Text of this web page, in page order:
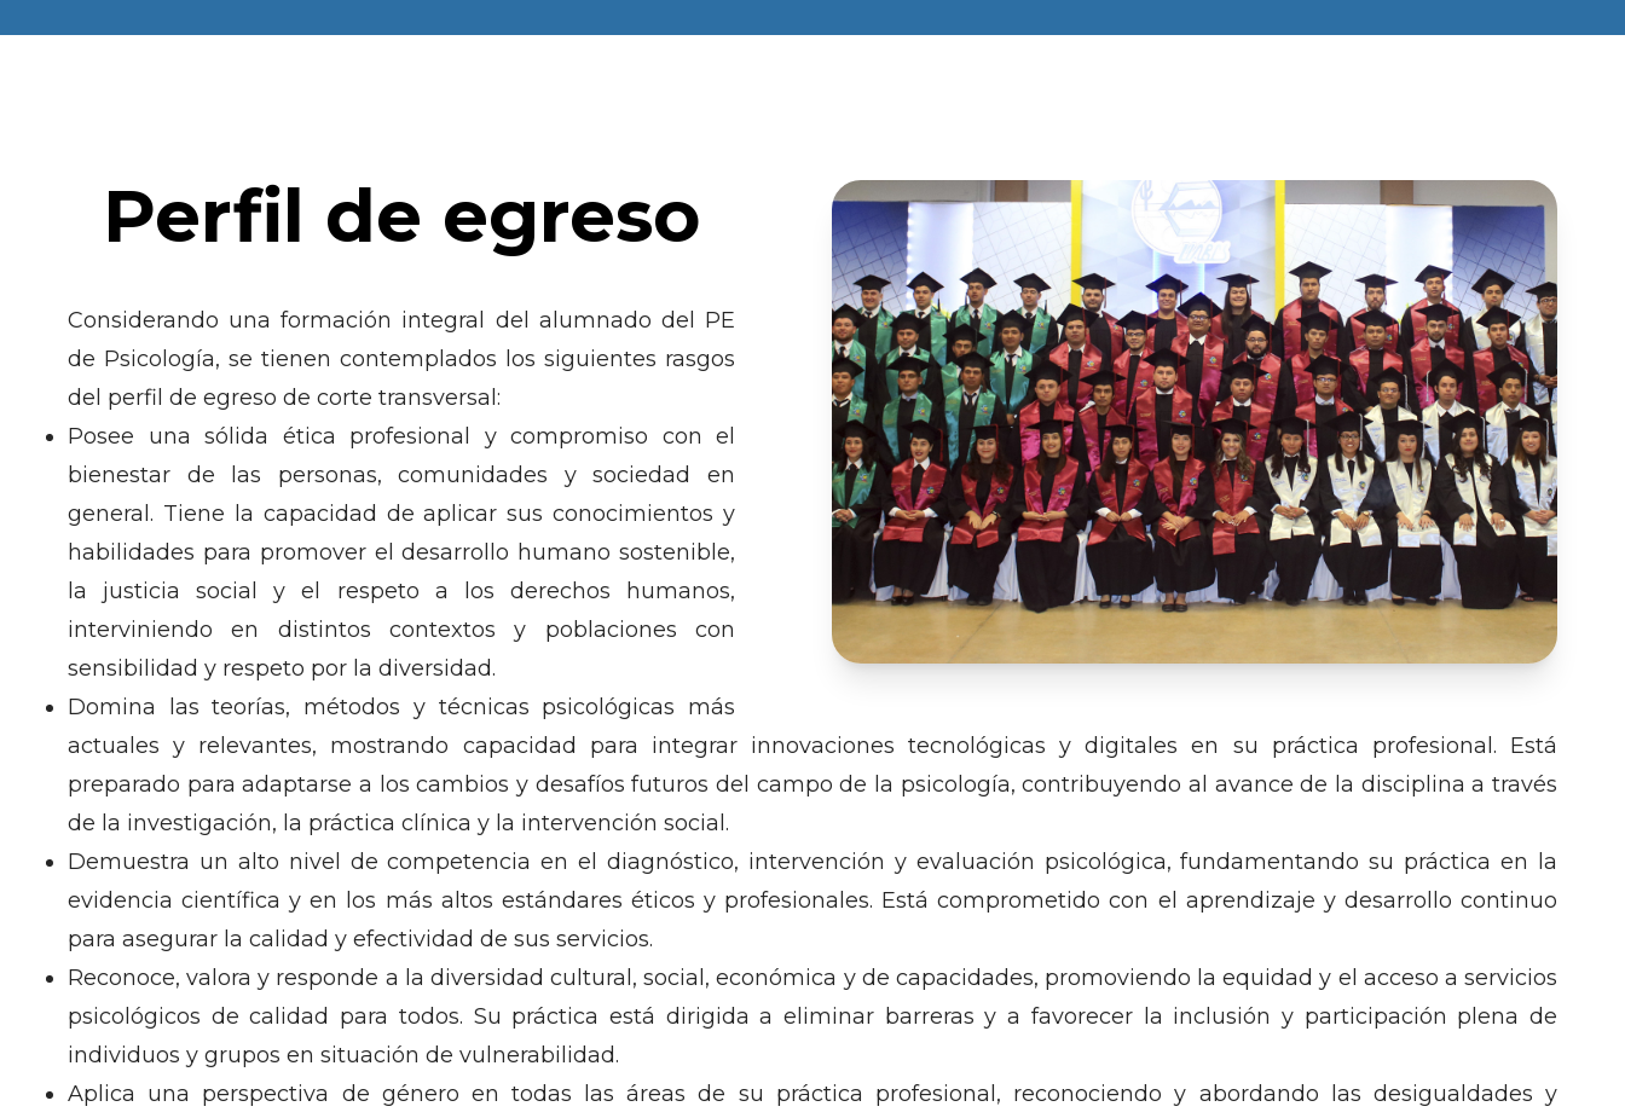
Perfil de egreso
Considerando una formación integral del alumnado del PE
de Psicología, se tienen contemplados los siguientes rasgos
del perfil de egreso de corte transversal:
Posee una sólida ética profesional y compromiso con el
bienestar de las personas, comunidades y sociedad en
general. Tiene la capacidad de aplicar sus conocimientos y
habilidades para promover el desarrollo humano sostenible,
la justicia social y el respeto a los derechos humanos,
interviniendo en distintos contextos y poblaciones con
sensibilidad y respeto por la diversidad.
Domina las teorías, métodos y técnicas psicológicas más
actuales y relevantes, mostrando capacidad para integrar innovaciones tecnológicas y digitales en su práctica profesional. Está
preparado para adaptarse a los cambios y desafíos futuros del campo de la psicología, contribuyendo al avance de la disciplina a través
de la investigación, la práctica clínica y la intervención social.
Demuestra un alto nivel de competencia en el diagnóstico, intervención y evaluación psicológica, fundamentando su práctica en la
evidencia científica y en los más altos estándares éticos y profesionales. Está comprometido con el aprendizaje y desarrollo continuo
para asegurar la calidad y efectividad de sus servicios.
Reconoce, valora y responde a la diversidad cultural, social, económica y de capacidades, promoviendo la equidad y el acceso a servicios
psicológicos de calidad para todos. Su práctica está dirigida a eliminar barreras y a favorecer la inclusión y participación plena de
individuos y grupos en situación de vulnerabilidad.
Aplica una perspectiva de género en todas las áreas de su práctica profesional, reconociendo y abordando las desigualdades y